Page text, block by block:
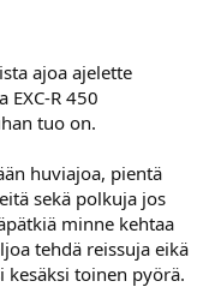
ajoa ajelette
R 450
tuo on.
huviajoa, pientä
sekä polkuja jos
minne kehtaa
tehdä reissuja eikä
kesäksi toinen pyörä.